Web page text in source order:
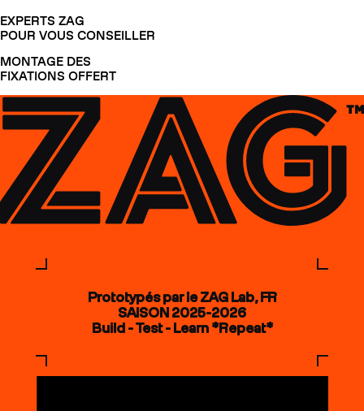
EXPERTS ZAG
POUR VOUS CONSEILLER
MONTAGE DES
FIXATIONS OFFERT
Prototypés par le ZAG Lab, FR
SAISON 2025-2026
Build - Test - Learn *Repeat*